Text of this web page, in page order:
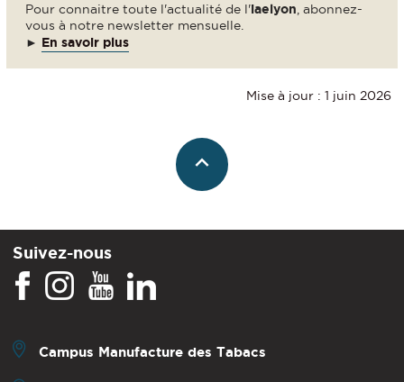
Pour connaitre toute l'actualité de l'iaelyon , abonnez-
vous à notre newsletter mensuelle.
► En savoir plus
Mise à jour : 1 juin 2026
Suivez-nous
Campus Manufacture des Tabacs